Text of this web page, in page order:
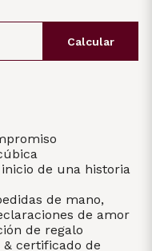
Calcular
de una historia
de mano,
de amor
de regalo
certificado de